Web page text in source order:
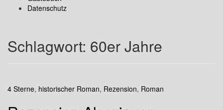
Datenschutz
Schlagwort: 60er Jahre
4 Sterne, historischer Roman, Rezension, Roman